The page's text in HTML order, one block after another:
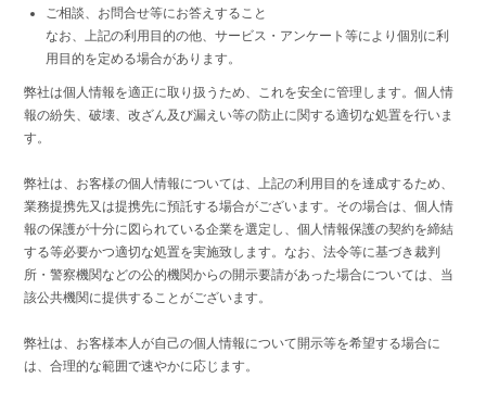
ご相談、お問合せ等にお答えすること
なお、上記の利用目的の他、サービス・アンケート等により個別に利
用目的を定める場合があります。
弊社は個人情報を適正に取り扱うため、これを安全に管理します。個人情
報の紛失、破壊、改ざん及び漏えい等の防止に関する適切な処置を行いま
す。
弊社は、お客様の個人情報については、上記の利用目的を達成するため、
業務提携先又は提携先に預託する場合がございます。その場合は、個人情
報の保護が十分に図られている企業を選定し、個人情報保護の契約を締結
する等必要かつ適切な処置を実施致します。なお、法令等に基づき裁判
所・警察機関などの公的機関からの開示要請があった場合については、当
該公共機関に提供することがございます。
弊社は、お客様本人が自己の個人情報について開示等を希望する場合に
は、合理的な範囲で速やかに応じます。